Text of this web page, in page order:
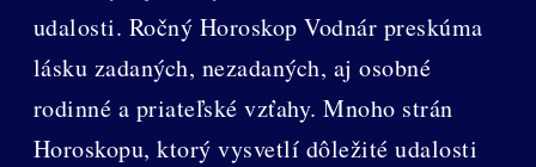
udalosti. Ročný Horoskop Vodnár preskúma
lásku zadaných, nezadaných, aj osobné
rodinné a priateľské vzťahy. Mnoho strán
Horoskopu, ktorý vysvetlí dôležité udalosti